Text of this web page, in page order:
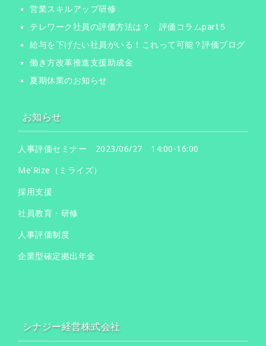
営業スキルアップ研修
テレワーク社員の評価方法は？ 評価コラムpart５
給与を下げたい社員がいる！これって可能？評価ブログ
働き方改革推進支援助成金
夏期休業のお知らせ
お知らせ
人事評価セミナー 2023/06/27 14:00-16:00
Me'Rize（ミライズ）
採用支援
社員教育・研修
人事評価制度
企業型確定拠出年金
シナジー経営株式会社